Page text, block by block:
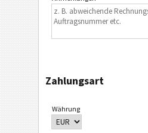
Zahlungsart
Währung